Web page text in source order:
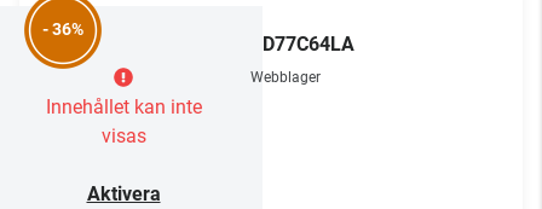
- 36%
Innehållet kan inte
visas
Aktivera
OLED77C64LA
Webblager